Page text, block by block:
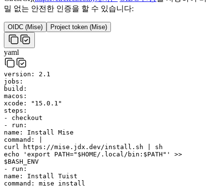
밀 없는 안전한 인증을 할 수 있습니다:
OIDC (Mise) Project token (Mise)
yaml
version :
2.1
jobs :
build :
macos :
xcode :
"15.0.1"
steps :
-
checkout
-
run :
name :
Install Mise
command :
curl https://mise.jdx.dev/install.sh | sh
echo 'export PATH="$HOME/.local/bin:$PATH"' >>
$BASH_ENV
-
run :
name :
Install Tuist
command :
mise install